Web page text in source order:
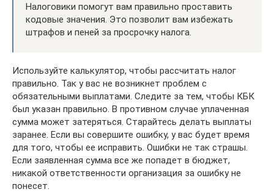
Налоговики помогут вам правильно проставить
кодовые значения. Это позволит вам избежать
штрафов и пеней за просрочку налога.
Используйте калькулятор, чтобы рассчитать налог
правильно. Так у вас не возникнет проблем с
обязательными выплатами. Следите за тем, чтобы КБК
был указан правильно. В противном случае уплаченная
сумма может затеряться. Старайтесь делать выплаты
заранее. Если вы совершите ошибку, у вас будет время
для того, чтобы ее исправить. Ошибки не так страшы.
Если заявленная сумма все же попадет в бюджет,
никакой ответственности организация за ошибку не
понесет.